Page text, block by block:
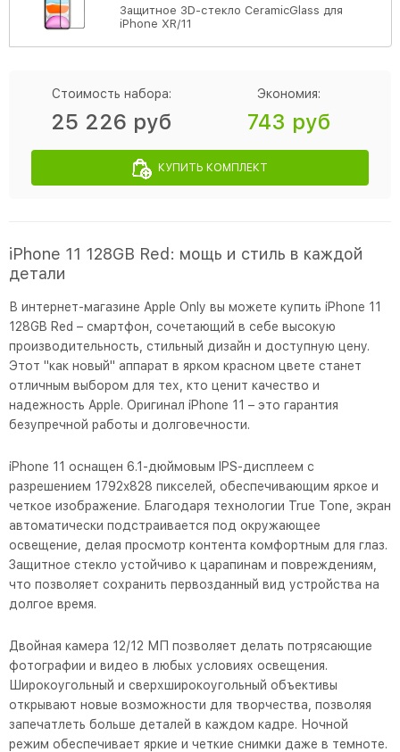
Защитное 3D-стекло CeramicGlass для
iPhone XR/11
Стоимость набора:
25 226 руб
Экономия:
743 руб
КУПИТЬ КОМПЛЕКТ
iPhone 11 128GB Red: мощь и стиль в каждой
детали
В интернет-магазине Apple Only вы можете купить iPhone 11
128GB Red – смартфон, сочетающий в себе высокую
производительность, стильный дизайн и доступную цену.
Этот "как новый" аппарат в ярком красном цвете станет
отличным выбором для тех, кто ценит качество и
надежность Apple. Оригинал iPhone 11 – это гарантия
безупречной работы и долговечности.
iPhone 11 оснащен 6.1-дюймовым IPS-дисплеем с
разрешением 1792x828 пикселей, обеспечивающим яркое и
четкое изображение. Благодаря технологии True Tone, экран
автоматически подстраивается под окружающее
освещение, делая просмотр контента комфортным для глаз.
Защитное стекло устойчиво к царапинам и повреждениям,
что позволяет сохранить первозданный вид устройства на
долгое время.
Двойная камера 12/12 МП позволяет делать потрясающие
фотографии и видео в любых условиях освещения.
Широкоугольный и сверхширокоугольный объективы
открывают новые возможности для творчества, позволяя
запечатлеть больше деталей в каждом кадре. Ночной
режим обеспечивает яркие и четкие снимки даже в темноте.